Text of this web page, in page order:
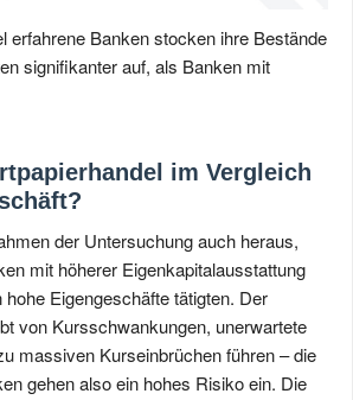
erfahrene Banken stocken ihre Bestände
signifikanter auf, als Banken mit
im Vergleich
der Untersuchung auch heraus,
mit höherer Eigenkapitalausstattung
Eigengeschäfte tätigten. Der
von Kursschwankungen, unerwartete
massiven Kurseinbrüchen führen – die
gehen also ein hohes Risiko ein. Die